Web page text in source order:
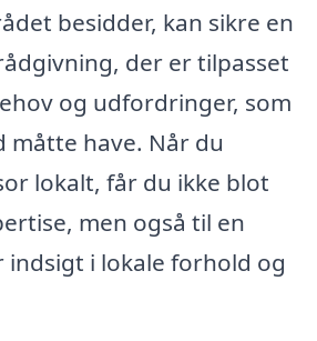
besidder, kan sikre en
der er tilpasset
og udfordringer, som
måtte have. Når du
lokalt, får du ikke blot
men også til en
indsigt i lokale forhold og